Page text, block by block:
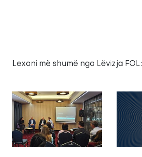
Lexoni më shumë nga Lëvizja FOL: